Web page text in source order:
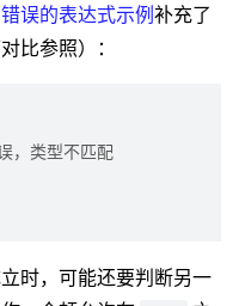
错误的表达式示例补充了
比参照）：
，类型不匹配
时，可能还要判断另一